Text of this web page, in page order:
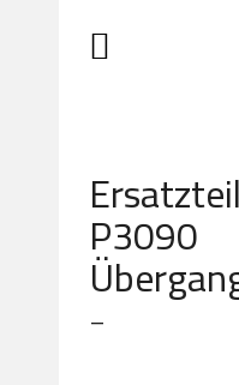
P3090
-